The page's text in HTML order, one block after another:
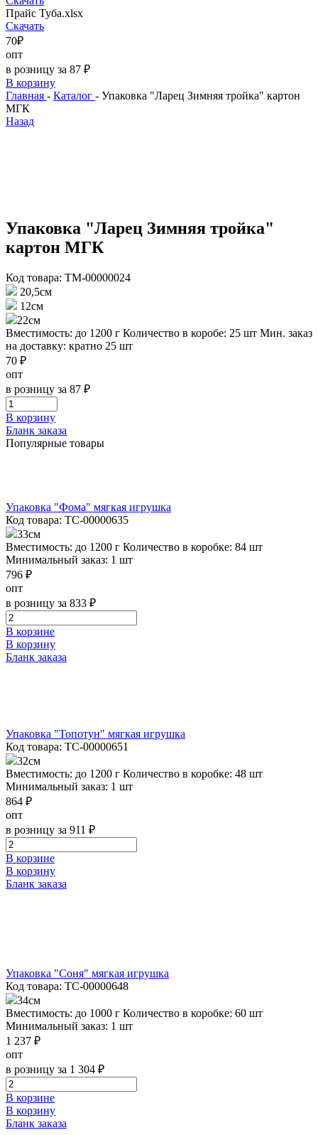
Прайс Туба.xlsx
Скачать
70₽
опт
в розницу за 87 ₽
В корзину
Главная - Каталог - Упаковка "Ларец Зимняя тройка" картон
МГК
Назад
Упаковка "Ларец Зимняя тройка"
картон МГК
Код товара: ТМ-00000024
20,5см
12см
22см
Вместимость: до 1200 г Количество в коробе: 25 шт Мин. заказ
на доставку: кратно 25 шт
70 ₽
опт
в розницу за 87 ₽
В корзину
Бланк заказа
Популярные товары
Упаковка "Фома" мягкая игрушка
Код товара: ТС-00000635
33см
Вместимость: до 1200 г Количество в коробке: 84 шт
Минимальный заказ: 1 шт
796 ₽
опт
в розницу за 833 ₽
В корзине
В корзину
Бланк заказа
Упаковка "Топотун" мягкая игрушка
Код товара: ТС-00000651
32см
Вместимость: до 1200 г Количество в коробке: 48 шт
Минимальный заказ: 1 шт
864 ₽
опт
в розницу за 911 ₽
В корзине
В корзину
Бланк заказа
Упаковка "Соня" мягкая игрушка
Код товара: ТС-00000648
34см
Вместимость: до 1000 г Количество в коробке: 60 шт
Минимальный заказ: 1 шт
1 237 ₽
опт
в розницу за 1 304 ₽
В корзине
В корзину
Бланк заказа